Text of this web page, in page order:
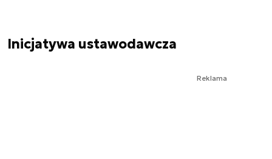
Inicjatywa ustawodawcza
Reklama